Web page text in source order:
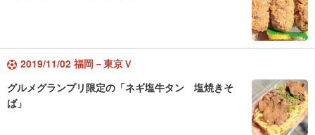
2019/11/02 福岡－東京Ｖ
グルメグランプリ限定の「ネギ塩牛タン 塩焼きそ
ば」